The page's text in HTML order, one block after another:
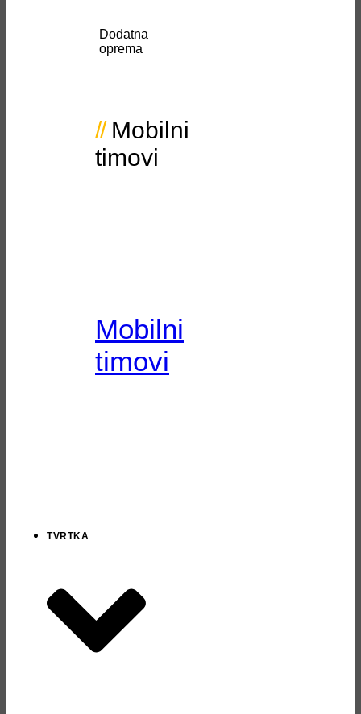
Dodatna
oprema
Mobilni
timovi
Mobilni
timovi
TVRTKA